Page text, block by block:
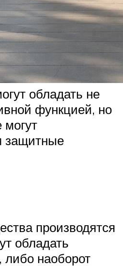
обладать не
функцией, но
могут
защитные
производятся
обладать
либо наоборот